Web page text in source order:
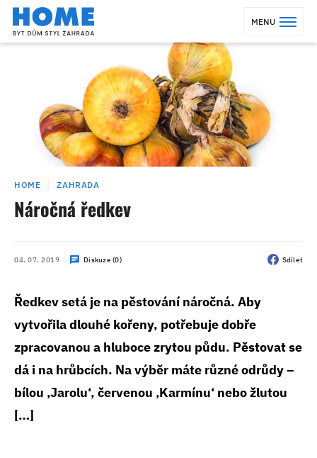
MENU
HOME ZAHRADA
Náročná ředkev
04. 07. 2019 Diskuze (0) Sdílet
Ředkev setá je na pěstování náročná. Aby
vytvořila dlouhé kořeny, potřebuje dobře
zpracovanou a hluboce zrytou půdu. Pěstovat se
dá i na hrůbcích. Na výběr máte různé odrůdy –
bílou ‚Jarolu‘, červenou ‚Karmínu‘ nebo žlutou
[…]